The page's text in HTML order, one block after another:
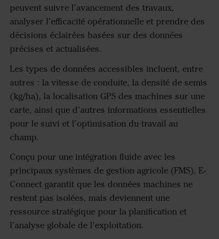
peuvent suivre l’avancement des travaux,
analyser l’efficacité opérationnelle et prendre des
décisions éclairées basées sur des données
précises et actualisées.
Les types de données accessibles incluent, entre
autres : la vitesse de conduite, la densité de semis
(kg/ha), la localisation GPS des machines sur une
carte, ainsi que d’autres informations essentielles
pour le suivi et l’optimisation du travail au
champ.
Conçu pour une intégration fluide avec les
principaux systèmes de gestion agricole (FMS), E-
Connect garantit que les données machines ne
restent pas isolées, mais deviennent une
ressource stratégique pour la planification et
l’analyse globale de l’exploitation.